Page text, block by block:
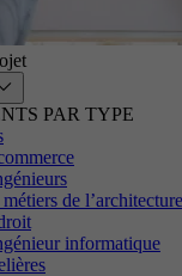
PAR TYPE
de l’architecture
informatique